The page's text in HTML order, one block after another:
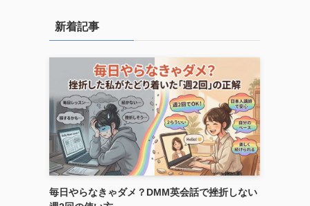
新着記事
毎日やらなきゃダメ？DMM英会話で挫折しない